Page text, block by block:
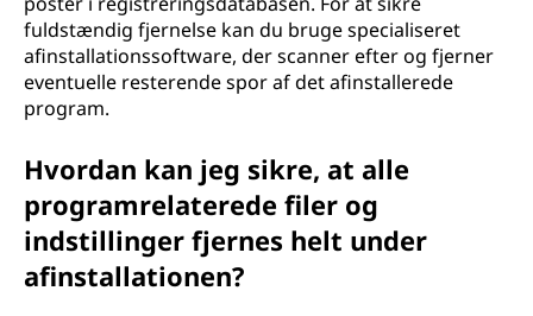
fuldstændig fjernelse kan du bruge specialiseret
afinstallationssoftware, der scanner efter og fjerner
eventuelle resterende spor af det afinstallerede
program.
Hvordan kan jeg sikre, at alle
programrelaterede filer og
indstillinger fjernes helt under
afinstallationen?